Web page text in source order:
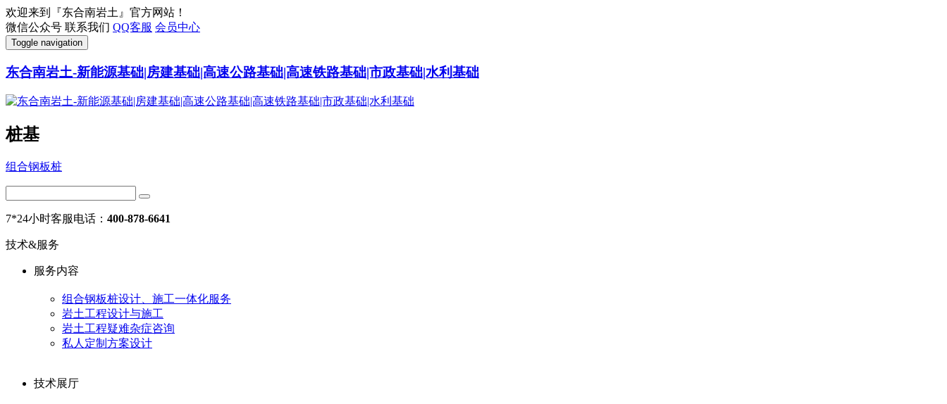
欢迎来到『东合南岩土』官方网站！
微信公众号 联系我们 QQ客服 会员中心
Toggle navigation
东合南岩土-新能源基础|房建基础|高速公路基础|高速铁路基础|市政基础|水利基础
桩基
组合钢板桩
7*24小时客服电话： 400-878-6641
技术&服务
服务内容
组合钢板桩设计、施工一体化服务
岩土工程设计与施工
岩土工程疑难杂症咨询
私人定制方案设计
技术展厅